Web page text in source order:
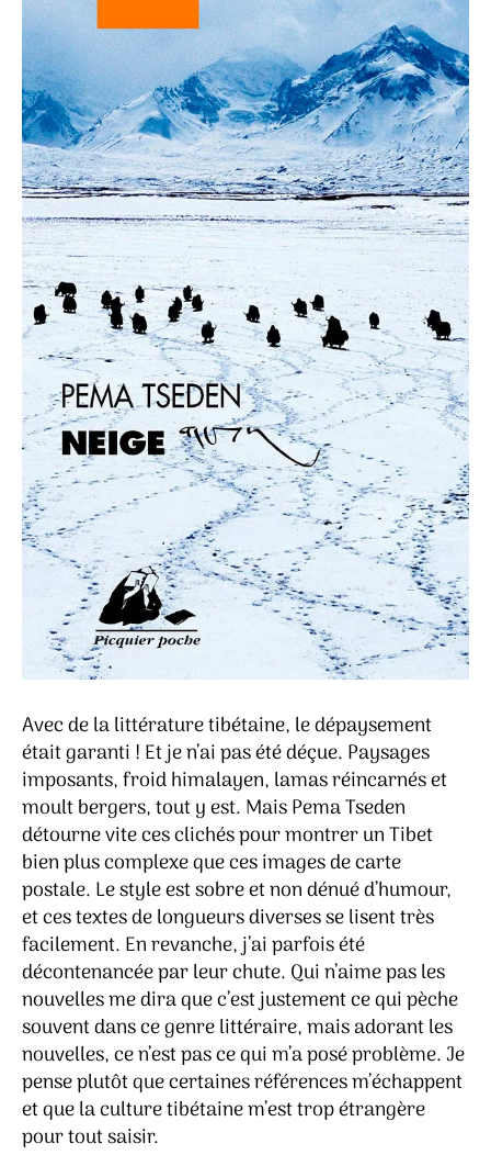
Avec de la littérature tibétaine, le dépaysement
était garanti ! Et je n’ai pas été déçue. Paysages
imposants, froid himalayen, lamas réincarnés et
moult bergers, tout y est. Mais Pema Tseden
détourne vite ces clichés pour montrer un Tibet
bien plus complexe que ces images de carte
postale. Le style est sobre et non dénué d’humour,
et ces textes de longueurs diverses se lisent très
facilement. En revanche, j’ai parfois été
décontenancée par leur chute. Qui n’aime pas les
nouvelles me dira que c’est justement ce qui pèche
souvent dans ce genre littéraire, mais adorant les
nouvelles, ce n’est pas ce qui m’a posé problème. Je
pense plutôt que certaines références m’échappent
et que la culture tibétaine m’est trop étrangère
pour tout saisir.